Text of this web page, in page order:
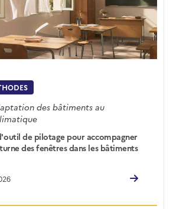
des bâtiments au
de pilotage pour accompagner
des fenêtres dans les bâtiments